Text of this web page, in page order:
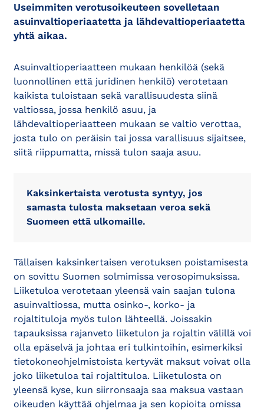
Useimmiten verotusoikeuteen sovelletaan
asuinvaltioperiaatetta ja lähdevaltioperiaatetta
yhtä aikaa.
Asuinvaltioperiaatteen mukaan henkilöä (sekä
luonnollinen että juridinen henkilö) verotetaan
kaikista tuloistaan sekä varallisuudesta siinä
valtiossa, jossa henkilö asuu, ja
lähdevaltioperiaatteen mukaan se valtio verottaa,
josta tulo on peräisin tai jossa varallisuus sijaitsee,
siitä riippumatta, missä tulon saaja asuu.
Kaksinkertaista verotusta syntyy, jos
samasta tulosta maksetaan veroa sekä
Suomeen että ulkomaille.
Tällaisen kaksinkertaisen verotuksen poistamisesta
on sovittu Suomen solmimissa verosopimuksissa.
Liiketuloa verotetaan yleensä vain saajan tulona
asuinvaltiossa, mutta osinko-, korko- ja
rojaltituloja myös tulon lähteellä. Joissakin
tapauksissa rajanveto liiketulon ja rojaltin välillä voi
olla epäselvä ja johtaa eri tulkintoihin, esimerkiksi
tietokoneohjelmistoista kertyvät maksut voivat olla
joko liiketuloa tai rojaltituloa. Liiketulosta on
yleensä kyse, kun siirronsaaja saa maksua vastaan
oikeuden käyttää ohjelmaa ja sen kopioita omissa